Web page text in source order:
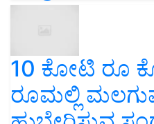
10 ಕೋಟಿ ರೂ
ರೂಮಲ್ಲಿ